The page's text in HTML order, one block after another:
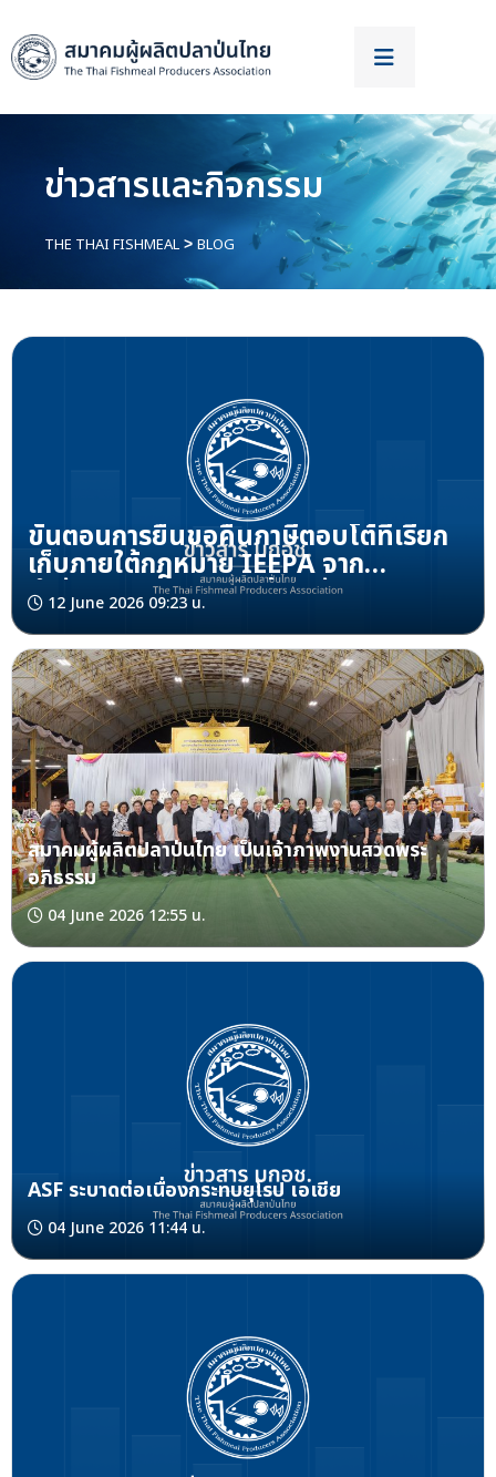
ข่าวสารและกิจกรรม
THE THAI FISHMEAL > BLOG
ขั้นตอนการยื่นขอคืนภาษีตอบโต้ที่เรียก
เก็บภายใต้กฎหมาย IEEPA จาก
สำนักงานศุลกากรและป้องกันชายแดน
ของสหรัฐฯ
12 June 2026 09:23 น.
สมาคมผู้ผลิตปลาป่นไทย เป็นเจ้าภาพงานสวดพระ
อภิธรรม
04 June 2026 12:55 น.
ASF ระบาดต่อเนื่องกระทบยุโรป เอเชีย
04 June 2026 11:44 น.